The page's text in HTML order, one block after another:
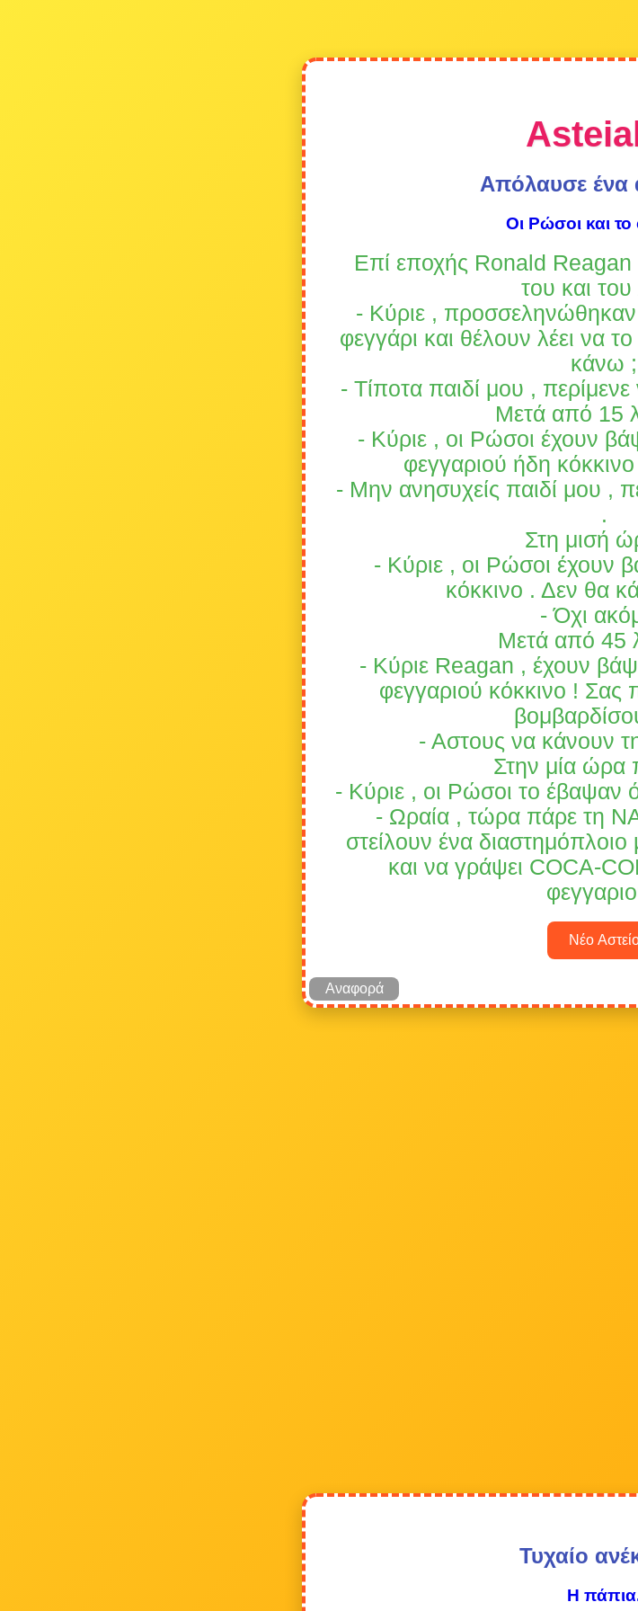
Απόλαυσε ένα
Οι Ρώσοι και το
Επί εποχής Ronald Reagan
του και του
- Κύριε ,
φεγγάρι και θέλουν λέει να
κάνω ;
- Τίποτα παιδί μου ,
Μετά από 15
- Κύριε , οι Ρώσοι έχουν
φεγγαριού ήδη
- Μην ανησυχείς παιδί μου ,
.
Στη μισή
- Κύριε , οι Ρώσοι έχουν
κόκκινο . Δεν θα
- Όχι
Μετά από 45
- Κύριε Reagan , έχουν
φεγγαριού κόκκινο !
- Αστους να κάνουν
Στην μία ώρα
- Κύριε , οι Ρώσοι το έβαψαν
- Ωραία , τώρα πάρε τη
στείλουν ένα
και να γράψει COCA-
Νέο
Αναφορά
Τυχαίο
Η